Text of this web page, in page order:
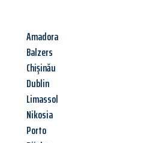
Amadora
Balzers
Chișinău
Dublin
Limassol
Nikosia
Porto